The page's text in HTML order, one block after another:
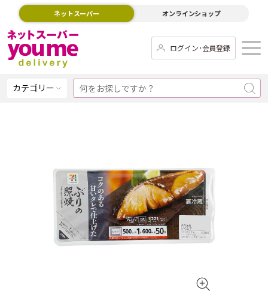
ネットスーパー オンラインショップ
ログイン･会員登録
カテゴリー